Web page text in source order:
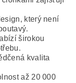
který není
širokou
kvalita
až 20 000